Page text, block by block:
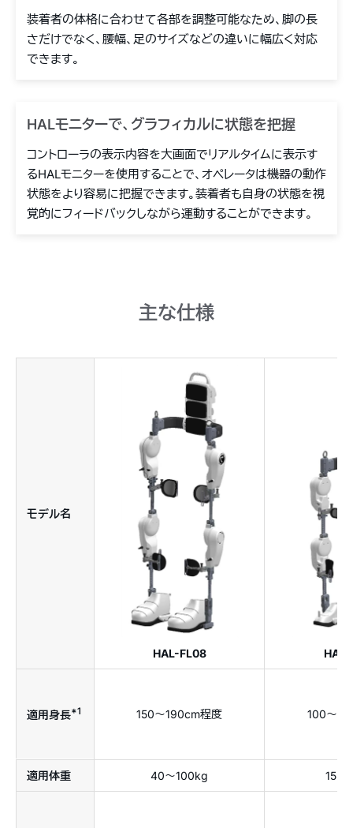
装着者の体格に合わせて各部を調整可能なため、脚の長
さだけでなく、腰幅、足のサイズなどの違いに幅広く対応
できます。
HALモニターで、グラフィカルに状態を把握
コントローラの表示内容を大画面でリアルタイムに表示す
るHALモニターを使用することで、オペレータは機器の動作
状態をより容易に把握できます。装着者も自身の状態を視
覚的にフィードバックしながら運動することができます。
主な仕様
モデル名
HAL-FL08 HAL-
適用身長*1 150〜190cm程度 100〜
適用体重 40〜100kg 15〜